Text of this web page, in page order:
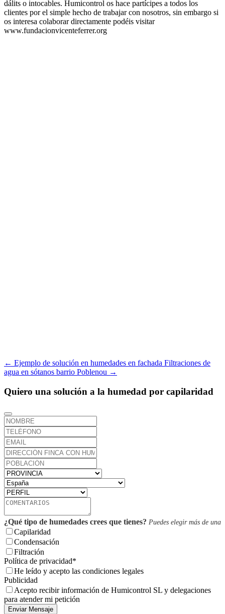
dálits o intocables. Humicontrol os hace partícipes a todos los
clientes por el simple hecho de trabajar con nosotros, sin embargo si
os interesa colaborar directamente podéis visitar
www.fundacionvicenteferrer.org
← Ejemplo de solución en humedades en fachada Filtraciones de
agua en sótanos barrio Poblenou →
Quiero una solución a la humedad por capilaridad
¿Qué tipo de humedades crees que tienes? Puedes elegir más de una
Capilaridad
Condensación
Filtración
Política de privacidad*
He leído y acepto las condiciones legales
Publicidad
Acepto recibir información de Humicontrol SL y delegaciones
para atender mi petición
Enviar Mensaje